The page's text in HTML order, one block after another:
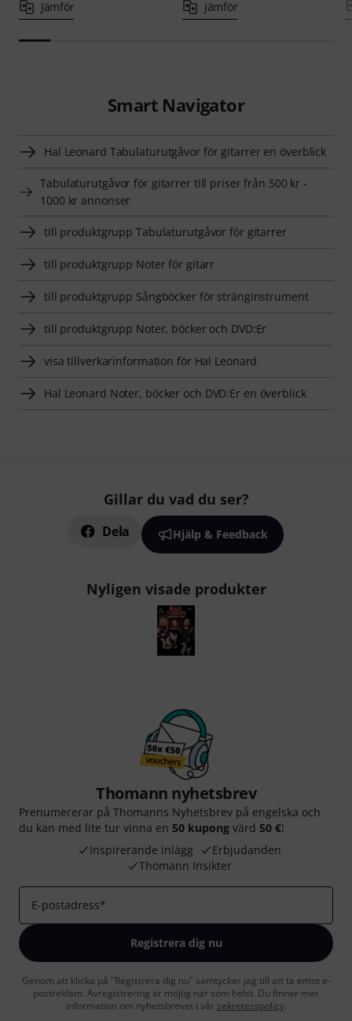
Jämför Jämför
Smart Navigator
Hal Leonard Tabulaturutgåvor för gitarrer en överblick
Tabulaturutgåvor för gitarrer till priser från 500 kr -
1000 kr annonser
till produktgrupp Tabulaturutgåvor för gitarrer
till produktgrupp Noter för gitarr
till produktgrupp Sångböcker för stränginstrument
till produktgrupp Noter, böcker och DVD:Er
visa tillverkarinformation för Hal Leonard
Hal Leonard Noter, böcker och DVD:Er en överblick
Gillar du vad du ser?
Dela Hjälp & Feedback
Nyligen visade produkter
Thomann nyhetsbrev
Prenumererar på Thomanns Nyhetsbrev på engelska och
du kan med lite tur vinna en 50 kupong värd 50 €!
Inspirerande inlägg
Erbjudanden
Thomann Insikter
E-postadress*
Registrera dig nu
Genom att klicka på "Registrera dig nu" samtycker jag till att ta emot e-
postreklam. Avregistrering är möjlig när som helst. Du finner mer
information om nyhetsbrevet i vår sekretesspolicy.